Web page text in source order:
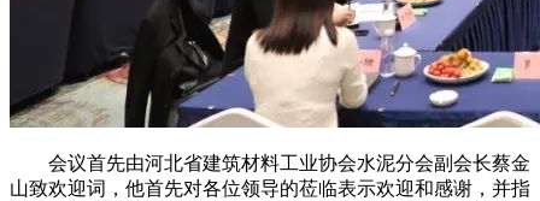
会议首先由河北省建筑材料工业协会水泥分会副会长蔡金
山致欢迎词，他首先对各位领导的莅临表示欢迎和感谢，并指